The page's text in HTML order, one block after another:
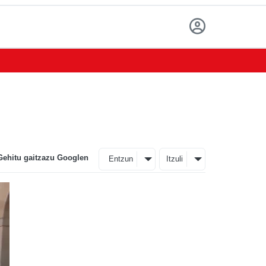
gaitzazu Googlen Entzun Itzuli